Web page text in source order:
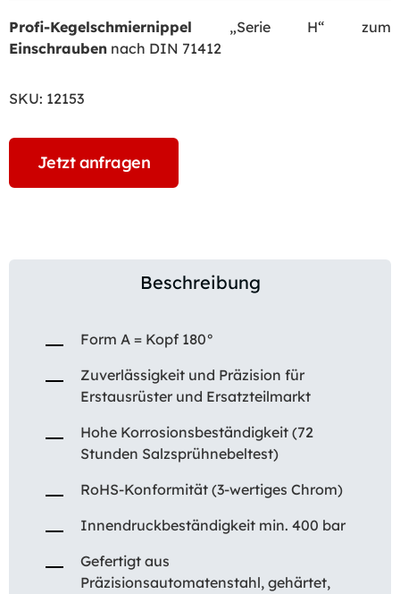
Profi-Kegelschmiernippel „Serie H“ zum
Einschrauben nach DIN 71412
SKU: 12153
Jetzt anfragen
Beschreibung
Form A = Kopf 180°
Zuverlässigkeit und Präzision für
Erstausrüster und Ersatzteilmarkt
Hohe Korrosionsbeständigkeit (72
Stunden Salzsprühnebeltest)
RoHS-Konformität (3-wertiges Chrom)
Innendruckbeständigkeit min. 400 bar
Gefertigt aus
Präzisionsautomatenstahl, gehärtet,